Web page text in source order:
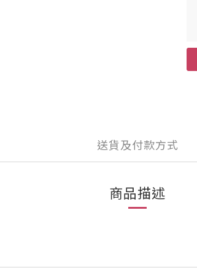
送貨及付款方式
商品描述